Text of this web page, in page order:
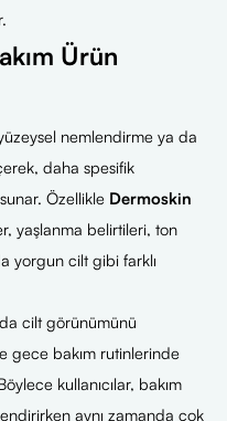
Ürün
nemlendirme ya da
daha spesifik
Özellikle Dermoskin
yaşlanma belirtileri, ton
yorgun cilt gibi farklı
cilt görünümünü
gece bakım rutinlerinde
kullanıcılar, bakım
aynı zamanda çok